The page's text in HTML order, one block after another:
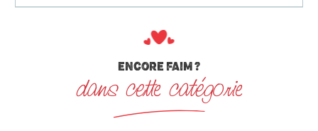
ENCORE FAIM ?
dans cette catégorie